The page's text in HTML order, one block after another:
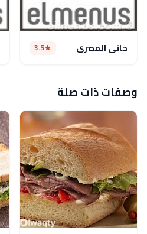
حاتى المصرى 3.5
وصفات ذات صلة